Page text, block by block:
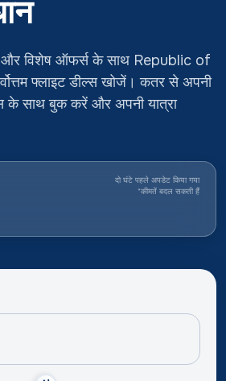
और विशेष ऑफर्स के साथ Republic of
फ्लाइट डील्स खोजें। कतर से अपनी
के साथ बुक करें और अपनी यात्रा
दो घंटे पहले अपडेट किया गया
*कीमतें बदल सकती हैं